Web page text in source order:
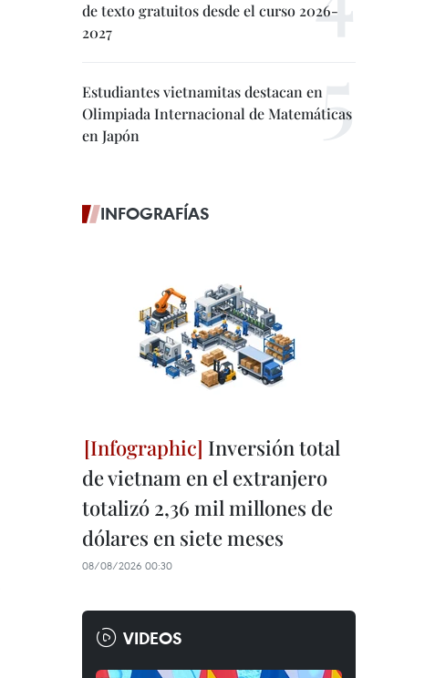
de texto gratuitos desde el curso 2026-
2027
Estudiantes vietnamitas destacan en
Olimpiada Internacional de Matemáticas
en Japón
INFOGRAFÍAS
Inversión total
de vietnam en el extranjero
totalizó 2,36 mil millones de
dólares en siete meses
08/08/2026 00:30
VIDEOS